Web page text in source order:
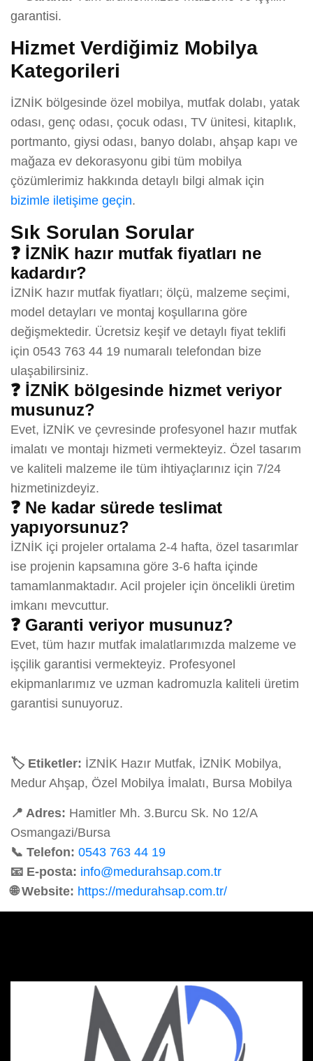
garantisi.
Hizmet Verdiğimiz Mobilya
Kategorileri
İZNİK bölgesinde özel mobilya, mutfak dolabı, yatak
odası, genç odası, çocuk odası, TV ünitesi, kitaplık,
portmanto, giysi odası, banyo dolabı, ahşap kapı ve
mağaza ev dekorasyonu gibi tüm mobilya
çözümlerimiz hakkında detaylı bilgi almak için
bizimle iletişime geçin.
Sık Sorulan Sorular
❓ İZNİK hazır mutfak fiyatları ne
kadardır?
İZNİK hazır mutfak fiyatları; ölçü, malzeme seçimi,
model detayları ve montaj koşullarına göre
değişmektedir. Ücretsiz keşif ve detaylı fiyat teklifi
için 0543 763 44 19 numaralı telefondan bize
ulaşabilirsiniz.
❓ İZNİK bölgesinde hizmet veriyor
musunuz?
Evet, İZNİK ve çevresinde profesyonel hazır mutfak
imalatı ve montajı hizmeti vermekteyiz. Özel tasarım
ve kaliteli malzeme ile tüm ihtiyaçlarınız için 7/24
hizmetinizdeyiz.
❓ Ne kadar sürede teslimat
yapıyorsunuz?
İZNİK içi projeler ortalama 2-4 hafta, özel tasarımlar
ise projenin kapsamına göre 3-6 hafta içinde
tamamlanmaktadır. Acil projeler için öncelikli üretim
imkanı mevcuttur.
❓ Garanti veriyor musunuz?
Evet, tüm hazır mutfak imalatlarımızda malzeme ve
işçilik garantisi vermekteyiz. Profesyonel
ekipmanlarımız ve uzman kadromuzla kaliteli üretim
garantisi sunuyoruz.
🏷️ Etiketler: İZNİK Hazır Mutfak, İZNİK Mobilya,
Medur Ahşap, Özel Mobilya İmalatı, Bursa Mobilya
📍 Adres: Hamitler Mh. 3.Burcu Sk. No 12/A
Osmangazi/Bursa
📞 Telefon: 0543 763 44 19
📧 E-posta: info@medurahsap.com.tr
🌐 Website: https://medurahsap.com.tr/